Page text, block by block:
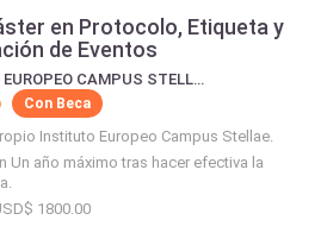
en Protocolo, Etiqueta y
de Eventos
INSTITUTO EUROPEO CAMPUS STELLAE
Con Beca
Instituto Europeo Campus Stellae.
Un año máximo tras hacer efectiva la
1800.00